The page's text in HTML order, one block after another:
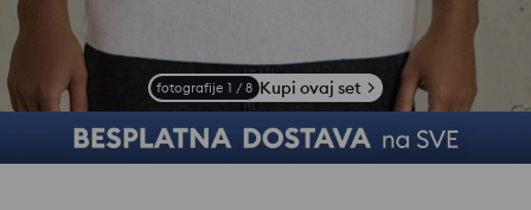
fotografije 1 / 8 Kupi ovaj set